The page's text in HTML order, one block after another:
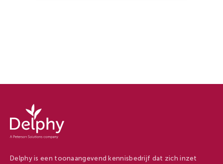
Delphy
-
Delphy
Delphy is een toonaangevend kennisbedrijf dat zich inzet